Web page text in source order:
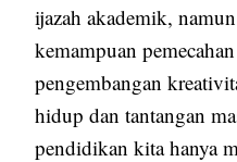
ijazah akademik,
kemampuan
pengembangan
hidup dan tantangan
pendidikan kita hanya